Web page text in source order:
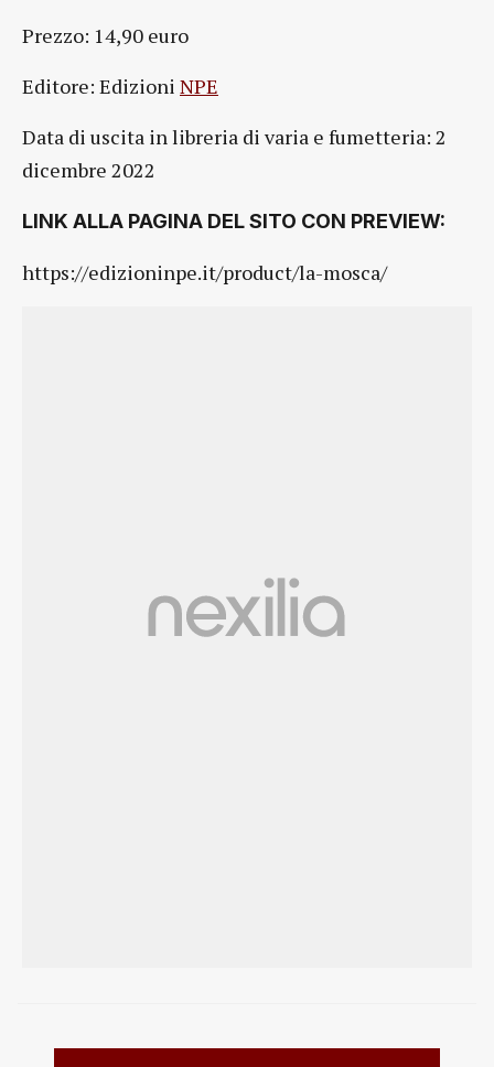
Prezzo: 14,90 euro
Editore: Edizioni NPE
Data di uscita in libreria di varia e fumetteria: 2
dicembre 2022
LINK ALLA PAGINA DEL SITO CON PREVIEW:
https://edizioninpe.it/product/la-mosca/